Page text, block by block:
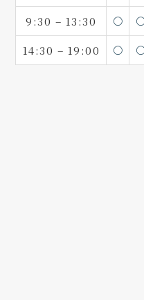
9:30 – 13:30 〇
14:30 – 19:00 〇